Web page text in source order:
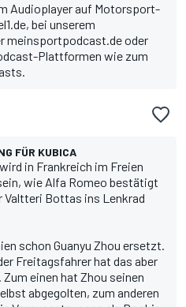
Audioplayer auf Motorsport-
, bei unserem
meinsportpodcast.deoder
Plattformen wie zum
.
FÜR KUBICA
in Frankreich im Freien
wie Alfa Romeo bestätigt
Valtteri Bottas ins Lenkrad
schon Guanyu Zhou ersetzt.
Freitagsfahrer hat das aber
einen hat Zhou seinen
abgegolten, zum anderen